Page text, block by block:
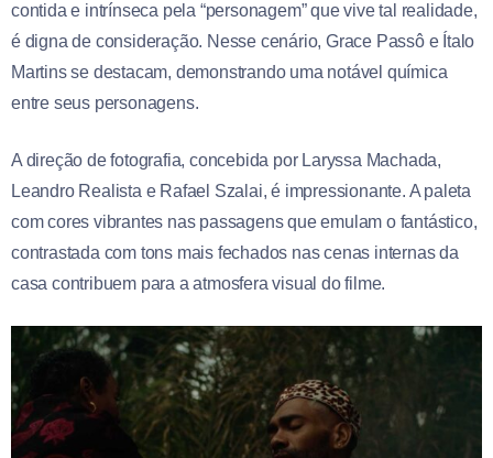
contida e intrínseca pela “personagem” que vive tal realidade,
é digna de consideração. Nesse cenário, Grace Passô e Ítalo
Martins se destacam, demonstrando uma notável química
entre seus personagens.
A direção de fotografia, concebida por Laryssa Machada,
Leandro Realista e Rafael Szalai, é impressionante. A paleta
com cores vibrantes nas passagens que emulam o fantástico,
contrastada com tons mais fechados nas cenas internas da
casa contribuem para a atmosfera visual do filme.